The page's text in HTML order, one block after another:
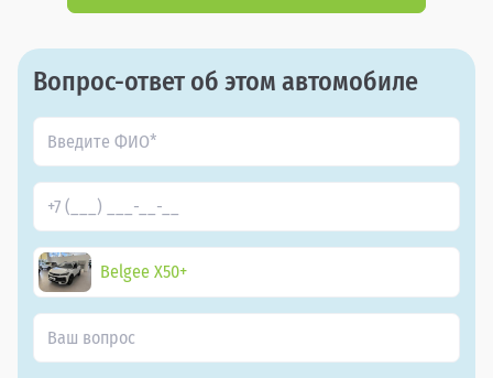
Вопрос-ответ об этом автомобиле
Belgee X50+